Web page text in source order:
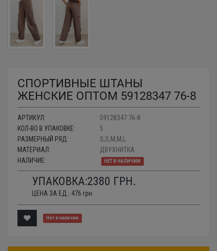
СПОРТИВНЫЕ ШТАНЫ
ЖЕНСКИЕ ОПТОМ 59128347 76-8
АРТИКУЛ:
59128347 76-8
КОЛ-ВО В УПАКОВКЕ:
5
РАЗМЕРНЫЙ РЯД: :
S,S,M,M,L
МАТЕРИАЛ:
ДВУХНИТКА
НАЛИЧИЕ:
НЕТ В НАЛИЧИИ
УПАКОВКА:2380 ГРН.
ЦЕНА ЗА ЕД.: 476 грн.
Нет в наличии